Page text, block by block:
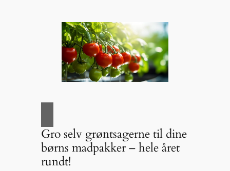
Gro selv grøntsagerne til dine
børns madpakker – hele året
rundt!